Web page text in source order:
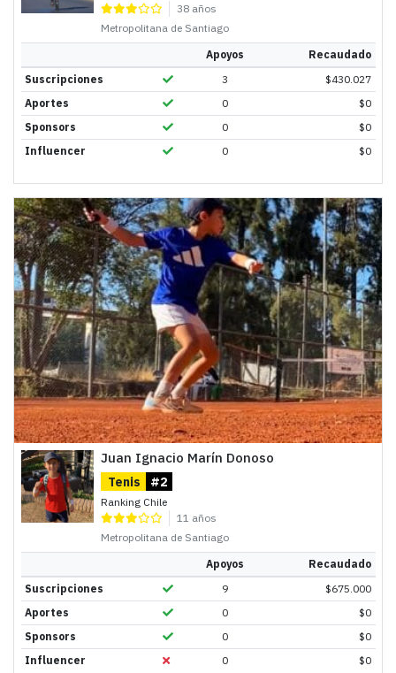
38 años
Metropolitana de Santiago
Apoyos
Recaudado
Suscripciones
3 $430.027
Aportes
0 $0
Sponsors
0 $0
Influencer
0 $0
Juan Ignacio Marín Donoso
Tenis #2
Ranking Chile
11 años
Metropolitana de Santiago
Apoyos
Recaudado
Suscripciones
9 $675.000
Aportes
0 $0
Sponsors
0 $0
Influencer
0 $0